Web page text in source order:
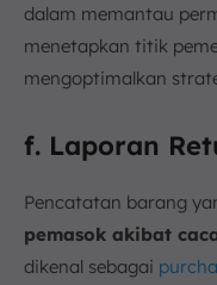
dalam memantau
menetapkan titik
mengoptimalkan
f. Laporan
Pencatatan barang
pemasok akibat
dikenal sebagai